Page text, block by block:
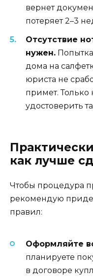
вернет
потеряет 2–3
Отсутствие
нужен.
дома на
юриста не
примет. Только
удостоверить
как лучше
Чтобы процедура
рекомендую
правил:
Оформляйте
планируете
в договоре